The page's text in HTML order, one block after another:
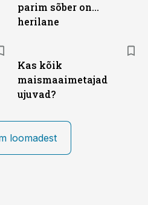
parim sõber on...
herilane
Kas kõik
maismaaimetajad
ujuvad?
loomadest